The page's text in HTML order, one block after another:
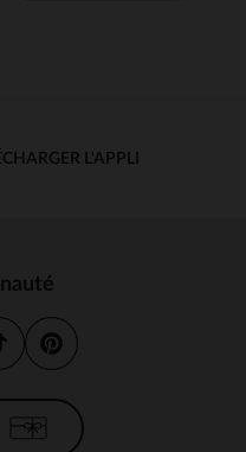
L'APPLI